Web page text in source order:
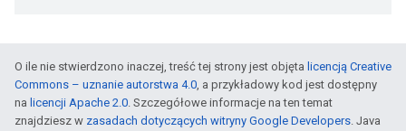
O ile nie stwierdzono inaczej, treść tej strony jest objęta licencją Creative
Commons – uznanie autorstwa 4.0, a przykładowy kod jest dostępny
na licencji Apache 2.0. Szczegółowe informacje na ten temat
znajdziesz w zasadach dotyczących witryny Google Developers. Java